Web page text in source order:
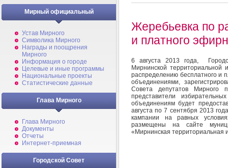
Мирный официальный
Устав Мирного
Символика Мирного
Награды и поощрения
Мирного
Информация о городе
Целевые и иные программы
Национальные проекты
Статистические данные
Глава Мирного
Глава Мирного
Документы
Отчеты
Интернет-приемная
Городской Совет
Жеребьевка по
и платного
6 августа 2013 года,
Мирнинской территориальной
распределению бесплатного и
объединениями,
Совета депутатов Мирного
представители
объединениям будет
августа по 7 сентября 2013
кампании на равных
размещены на сайте
«Мирнинская территориальная